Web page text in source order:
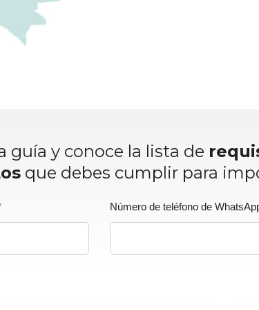
guía y conoce la lista de
que debes cumplir para
Número de teléfono de